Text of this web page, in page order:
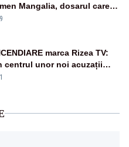
Mangalia, dosarul care
României
marca Rizea TV:
centrul unor noi acuzații